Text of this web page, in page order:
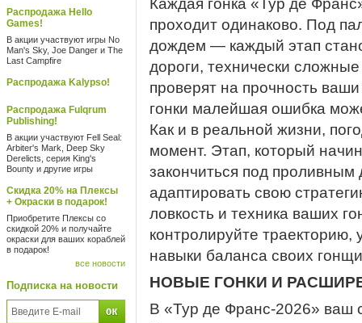
Распродажа Hello
Games!
В акции участвуют игры No
Man's Sky, Joe Danger и The
Last Campfire
Распродажа Kalypso!
Распродажа Fulqrum
Publishing!
В акции участвуют Fell Seal:
Arbiter's Mark, Deep Sky
Derelicts, серия King's
Bounty и другие игры
Скидка 20% на Плексы
+ Окраски в подарок!
Приобретите Плексы со
скидкой 20% и получайте
окраски для ваших кораблей
в подарок!
все новости
Подписка на новости
Каждая гонка «Тур де
проходит одинаково. Под
дождем — каждый этап
дороги, технически
проверят на прочность
гонки малейшая ошибка
Как и в реальной жизни,
момент. Этап, который
закончиться под проливным
адаптировать свою
ловкость и техника ваших
контролируйте траекторию,
навыки баланса своих
НОВЫЕ ГОНКИ И
В «Тур де Франс-2026» ваш